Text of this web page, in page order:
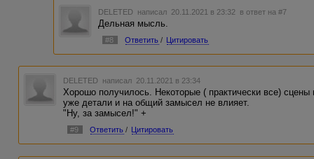
DELETED написал 20.11.2021 в 23:32 в ответ на #7
Дельная мысль.
#8 Ответить / Цитировать
DELETED написал 20.11.2021 в 23:34
Хорошо получилось. Некоторые ( практически все)
уже детали и на общий замысел не влияет.
"Ну, за замысел!" +
#9 Ответить / Цитировать